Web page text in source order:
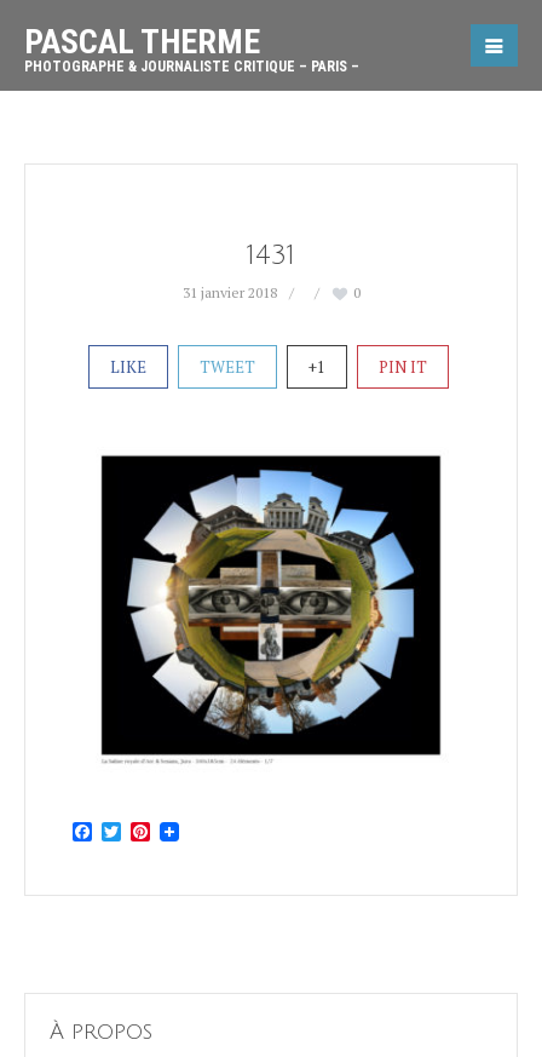
PASCAL THERME
PHOTOGRAPHE & JOURNALISTE CRITIQUE – PARIS –
1431
31 janvier 2018 0
LIKE TWEET +1 PIN IT
Facebook
TwitterPinterest
À propos